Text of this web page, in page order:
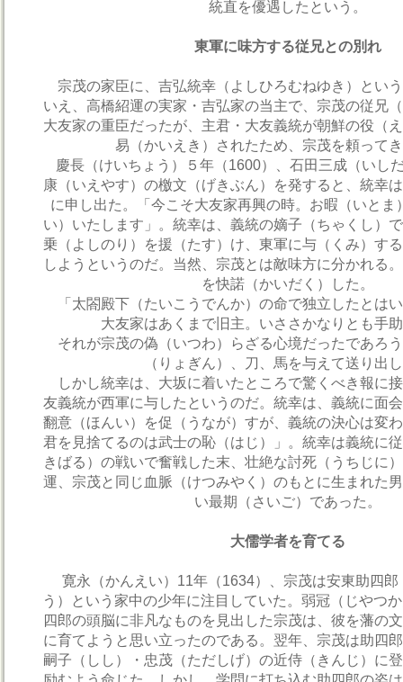
統直を優遇したという。
東軍に味方する従兄との別れ
宗茂の家臣に、吉弘統幸（よしひろむねゆき）とい
いえ、高橋紹運の実家・吉弘家の当主で、宗茂の従兄
大友家の重臣だったが、主君・大友義統が朝鮮の役（
易（かいえき）されたため、宗茂を頼って
慶長（けいちょう）５年（1600）、石田三成（いし
康（いえやす）の檄文（げきぶん）を発すると、統幸
に申し出た。「今こそ大友家再興の時。お暇（いとま
い）いたします」。統幸は、義統の嫡子（ちゃくし）
乗（よしのり）を援（たす）け、東軍に与（くみ）す
しようというのだ。当然、宗茂とは敵味方に分かれる
を快諾（かいだく）した。
「太閤殿下（たいこうでんか）の命で独立したとは
大友家はあくまで旧主。いささかなりとも手
それが宗茂の偽（いつわ）らざる心境だったであろ
（りょぎん）、刀、馬を与えて送り出
しかし統幸は、大坂に着いたところで驚くべき報に
友義統が西軍に与したというのだ。統幸は、義統に面
翻意（ほんい）を促（うなが）すが、義統の決心は変
君を見捨てるのは武士の恥（はじ）」。統幸は義統に
きばる）の戦いで奮戦した末、壮絶な討死（うちじに
運、宗茂と同じ血脈（けつみやく）のもとに生まれた
い最期（さいご）であった。
大儒学者を育てる
寛永（かんえい）11年（1634）、宗茂は安東助四郎
う）という家中の少年に注目していた。弱冠（じやつ
四郎の頭脳に非凡なものを見出した宗茂は、彼を藩の
に育てようと思い立ったのである。翌年、宗茂は助四
嗣子（しし）・忠茂（ただしげ）の近侍（きんじ）に